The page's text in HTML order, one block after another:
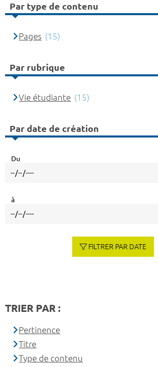
Par type de contenu
Pages (15)
Par rubrique
Vie étudiante (15)
Par date de création
Du
à
FILTRER PAR DATE
TRIER PAR :
Pertinence
Titre
Type de contenu